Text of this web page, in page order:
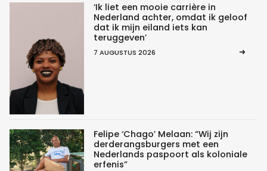
‘Ik liet een mooie carrière in
Nederland achter, omdat ik geloof
dat ik mijn eiland iets kan
teruggeven’
7 AUGUSTUS 2026
Felipe ‘Chago’ Melaan: “Wij zijn
derderangsburgers met een
Nederlands paspoort als koloniale
erfenis”